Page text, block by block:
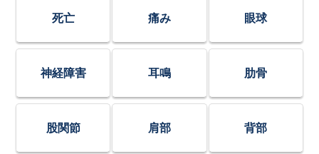
死亡 痛み 眼球
神経障害 耳鳴 肋骨
股関節 肩部 背部